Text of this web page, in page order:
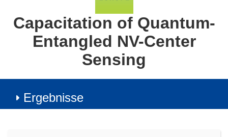
Capacitation of Quantum-
Entangled NV-Center
Sensing
Ergebnisse